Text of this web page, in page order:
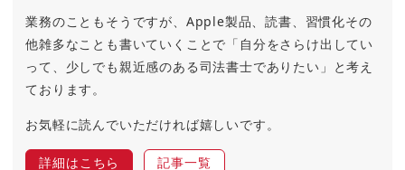
業務のこともそうですが、Apple製品、読書、習慣化その
他雑多なことも書いていくことで「自分をさらけ出してい
って、少しでも親近感のある司法書士でありたい」と考え
ております。
お気軽に読んでいただければ嬉しいです。
詳細はこちら 記事一覧